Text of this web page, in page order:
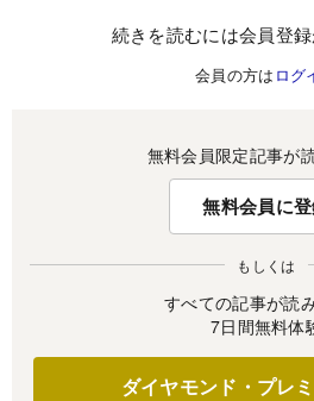
続きを読むには会員登録
会員の方は ログ
無料会員限定記事が
無料会員に
もしくは
すべての記事が読
7日間無料体
ダイヤモンド・プレ